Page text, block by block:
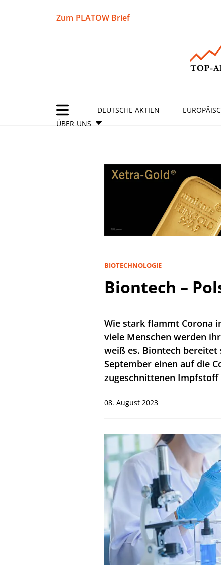
Zum PLATOW Brief
DEUTSCHE AKTIEN
ÜBER UNS
BIOTECHNOLOGIE
Biontech –
Wie stark flammt Corona
viele Menschen werden
weiß es. Biontech
September einen auf die
zugeschnittenen Impfstoff
08. August 2023